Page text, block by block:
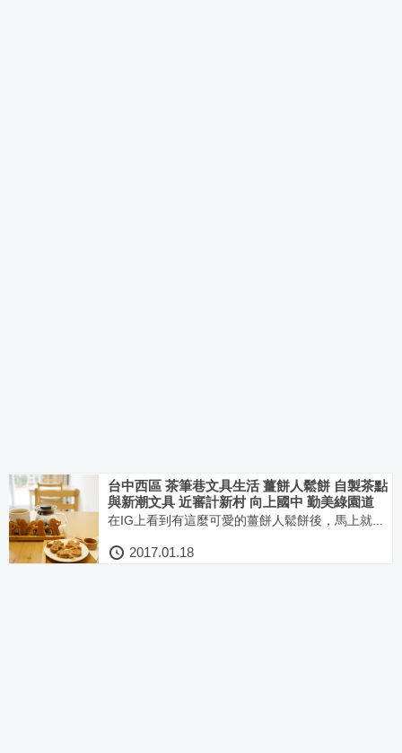
台中西區 茶筆巷文具生活 薑餅人鬆餅 自製茶點
與新潮文具 近審計新村 向上國中 勤美綠園道
在IG上看到有這麼可愛的薑餅人鬆餅後，馬上就...
2017.01.18